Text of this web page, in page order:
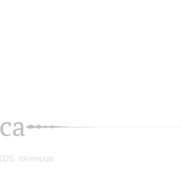
пятница